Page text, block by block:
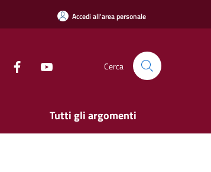
Accedi all'area personale
Cerca
Tutti gli argomenti